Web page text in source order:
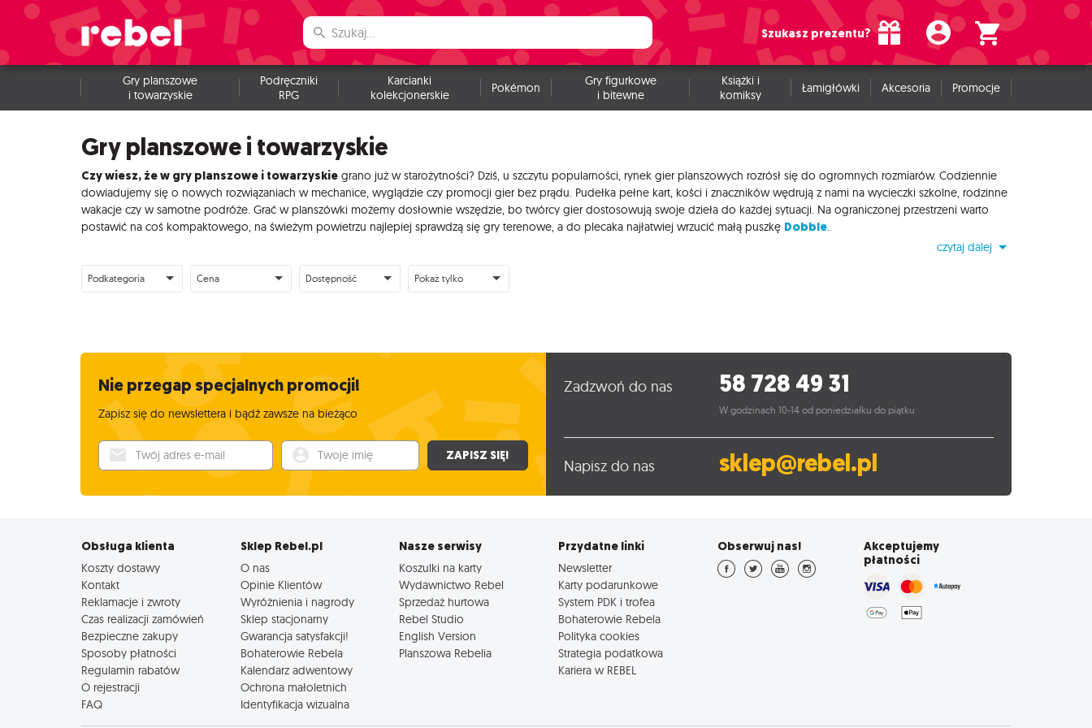
Szukasz prezentu?
Gry planszowe
i towarzyskie
Podręczniki
RPG
Karcianki
kolekcjonerskie
Pokémon
Gry figurkowe
i bitewne
Książki i
komiksy
Łamigłówki Akcesoria Promocje
Gry planszowe i towarzyskie
Czy wiesz, że w gry planszowe i towarzyskie grano już w starożytności? Dziś, u szczytu popularności, rynek gier planszowych rozrósł się do ogromnych rozmiarów. Codziennie
dowiadujemy się o nowych rozwiązaniach w mechanice, wyglądzie czy promocji gier bez prądu. Pudełka pełne kart, kości i znaczników wędrują z nami na wycieczki szkolne, rodzinne
wakacje czy w samotne podróże. Grać w planszówki możemy dosłownie wszędzie, bo twórcy gier dostosowują swoje dzieła do każdej sytuacji. Na ograniczonej przestrzeni warto
postawić na coś kompaktowego, na świeżym powietrzu najlepiej sprawdzą się gry terenowe, a do plecaka najłatwiej wrzucić małą puszkę Dobble.
czytaj dalej
Podkategoria Cena Dostępność Pokaż tylko
Nie przegap specjalnych promocji!
Zapisz się do newslettera i bądź zawsze na bieżąco
Twój adres e-mail Twoje imię ZAPISZ SIĘ!
Zadzwoń do nas 58 728 49 31
W godzinach 10-14 od poniedziałku do piątku
Napisz do nas sklep@rebel.pl
Obsługa klienta
Koszty dostawy
Kontakt
Reklamacje i zwroty
Czas realizacji zamówień
Bezpieczne zakupy
Sposoby płatności
Regulamin rabatów
O rejestracji
FAQ
Sklep Rebel.pl
O nas
Opinie Klientów
Wyróżnienia i nagrody
Sklep stacjonarny
Gwarancja satysfakcji!
Bohaterowie Rebela
Kalendarz adwentowy
Ochrona małoletnich
Identyfikacja wizualna
Nasze serwisy
Koszulki na karty
Wydawnictwo Rebel
Sprzedaż hurtowa
Rebel Studio
English Version
Planszowa Rebelia
Przydatne linki
Newsletter
Karty podarunkowe
System PDK i trofea
Bohaterowie Rebela
Polityka cookies
Strategia podatkowa
Kariera w REBEL
Obserwuj nas!
Akceptujemy
płatności